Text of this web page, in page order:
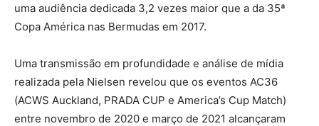
uma audiência dedicada 3,2 vezes maior que a da 35ª
Copa América nas Bermudas em 2017.
Uma transmissão em profundidade e análise de mídia
realizada pela Nielsen revelou que os eventos AC36
(ACWS Auckland, PRADA CUP e America’s Cup Match)
entre novembro de 2020 e março de 2021 alcançaram